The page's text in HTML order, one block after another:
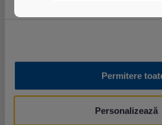
Permitere
Personalizează